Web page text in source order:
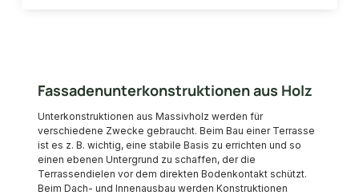
Fassadenunterkonstruktionen aus Holz
Unterkonstruktionen aus Massivholz werden für
verschiedene Zwecke gebraucht. Beim Bau einer Terrasse
ist es z. B. wichtig, eine stabile Basis zu errichten und so
einen ebenen Untergrund zu schaffen, der die
Terrassendielen vor dem direkten Bodenkontakt schützt.
Beim Dach- und Innenausbau werden Konstruktionen